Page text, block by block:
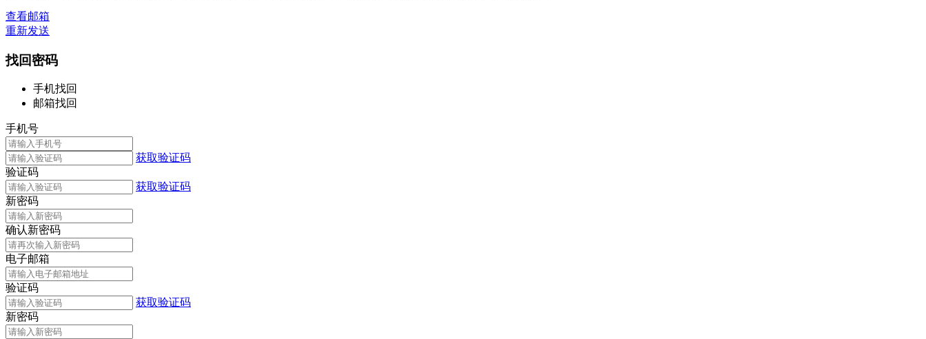
查看邮箱
重新发送
找回密码
手机找回
邮箱找回
手机号
获取验证码
验证码
获取验证码
新密码
确认新密码
电子邮箱
验证码
获取验证码
新密码